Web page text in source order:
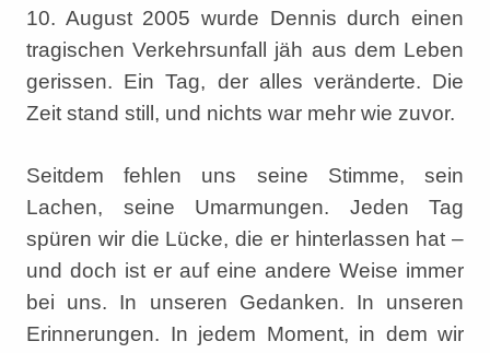
10. August 2005 wurde Dennis durch einen
tragischen Verkehrsunfall jäh aus dem Leben
gerissen. Ein Tag, der alles veränderte. Die
Zeit stand still, und nichts war mehr wie zuvor.
Seitdem fehlen uns seine Stimme, sein
Lachen, seine Umarmungen. Jeden Tag
spüren wir die Lücke, die er hinterlassen hat –
und doch ist er auf eine andere Weise immer
bei uns. In unseren Gedanken. In unseren
Erinnerungen. In jedem Moment, in dem wir